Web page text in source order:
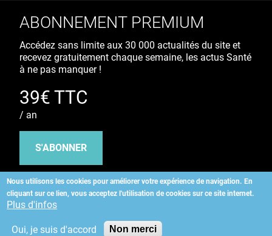
Nous utilisons les cookies pour améliorer votre expérience de navigation. En
cliquant sur ce lien, vous acceptez l'utilisation de cookies sur ce site internet.
Plus d'infos
Oui, je suis d'accord Non merci
ABONNEMENT PREMIUM
Accédez sans limite aux 30 000 actualités du site et
recevez gratuitement chaque semaine, les actus Santé
à ne pas manquer !
39€ TTC
/ an
S'ABONNER
Copyright©2026 ALLIEDHEALTH
KAURIWEB